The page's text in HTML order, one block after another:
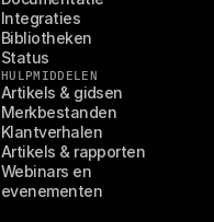
Integraties
Bibliotheken
Status
HULPMIDDELEN
Artikels & gidsen
Merkbestanden
Klantverhalen
Artikels & rapporten
Webinars en
evenementen